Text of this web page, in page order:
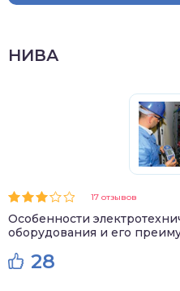
НИВА
17 отзывов
Особенности
оборудования и его
28